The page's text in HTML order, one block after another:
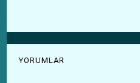
YORUMLAR